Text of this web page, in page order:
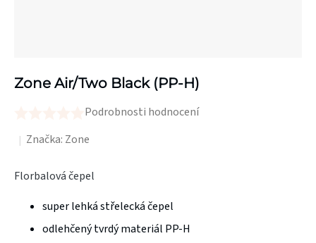
Zone Air/Two Black (PP-H)
hodnocení
je
Podrobnosti hodnocení
Značka: Zone
Florbalová čepel
super lehká střelecká čepel
odlehčený tvrdý materiál PP-H